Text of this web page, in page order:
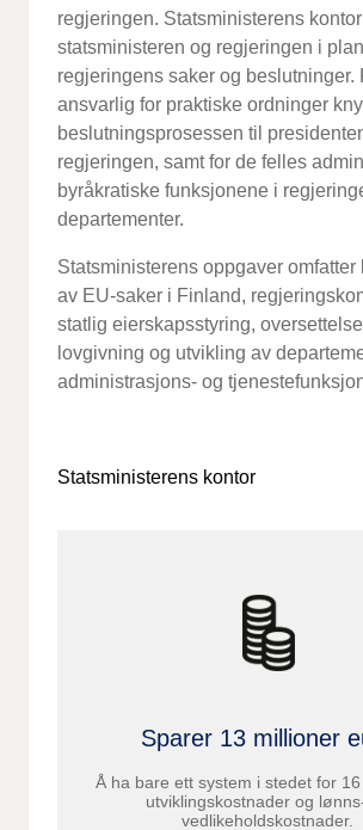
regjeringen. Statsministerens
statsministeren og regjeringen i
regjeringens saker og beslutninger.
ansvarlig for praktiske ordninger
beslutningsprosessen til
regjeringen, samt for de felles
byråkratiske funksjonene i
departementer.
Statsministerens oppgaver omfatter
av EU-saker i Finland,
statlig eierskapsstyring,
lovgivning og utvikling av
administrasjons- og
Statsministerens kontor
Sparer 13 millioner
Å ha bare ett system i stedet for
utviklingskostnader og
vedlikeholdskostnader.